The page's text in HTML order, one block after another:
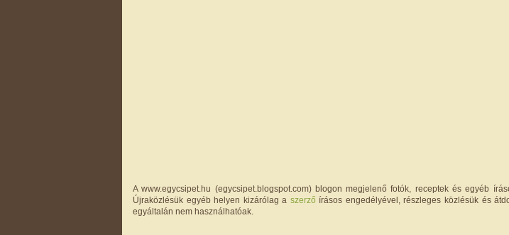
A www.egycsipet.hu (egycsipet.blogspot.com) blogon megjelenő fotók, receptek és egyéb
Újraközlésük egyéb helyen kizárólag a szerző írásos engedélyével, részleges közlésük és
egyáltalán nem használhatóak.